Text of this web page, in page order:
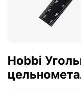
Hobbi